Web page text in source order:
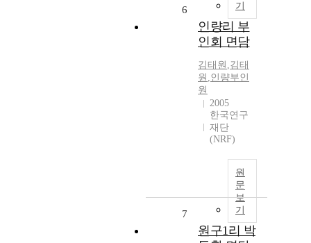
기
6
인량리 부
인회 면담
김태원 ,김태
원 ,인량부인
원
2005
한국연구
재단
(NRF)
원
문
보
기
7
원구1리 박